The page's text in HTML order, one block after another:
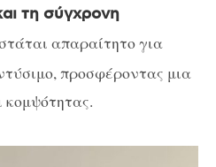
τη σύγχρονη
απαραίτητο για
προσφέροντας μια
κομψότητας.